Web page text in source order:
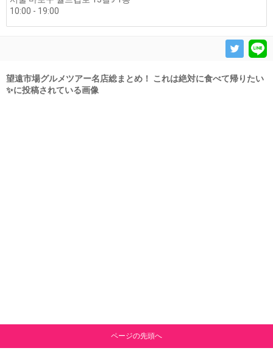
10:00 - 19:00
望遠市場グルメツアー名店総まとめ！ これは絶対に食べて帰りたい
✨に投稿されている画像
ページの先頭へ